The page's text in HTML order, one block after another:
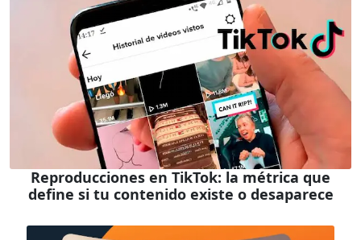
Reproducciones en TikTok: la métrica que
define si tu contenido existe o desaparece